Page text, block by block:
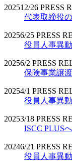
202512/26 PRESS
代表取締役
20256/25 PRESS
役員人事異
20256/2 PRESS
保険事業譲
20254/1 PRESS
役員人事異
20253/18 PRESS
ISCC PLUS
20246/21 PRESS
役員人事異